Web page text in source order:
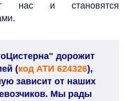
нас и становятся
дорожит
(код АТИ 624326),
зависит от наших
Мы рады